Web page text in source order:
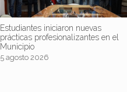
Estudiantes iniciaron nuevas
prácticas profesionalizantes en el
Municipio
5 agosto 2026